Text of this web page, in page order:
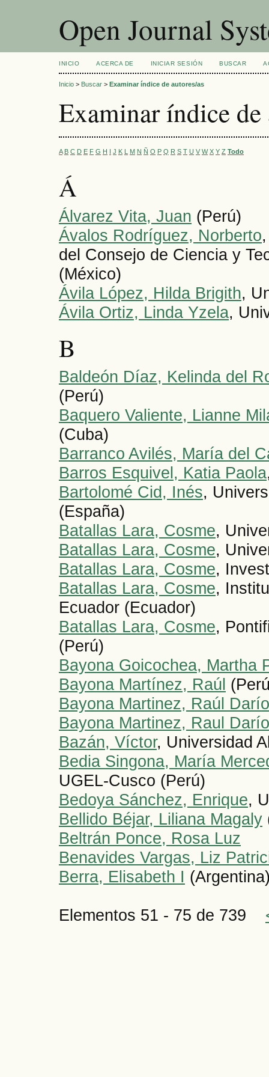
Open Journal
INICIO ACERCA DE INICIAR SESIÓN BUSCAR
Inicio > Buscar > Examinar índice de autores/as
Examinar índice de
A B C D E F G H I J K L M N Ñ O P Q R S T U V W X Y Z Todo
Á
Álvarez Vita, Juan (Perú)
Ávalos Rodríguez, Norberto
del Consejo de Ciencia y
(México)
Ávila López, Hilda Brigith,
Ávila Ortiz, Linda Yzela,
B
Baldeón Díaz, Kelinda del
(Perú)
Baquero Valiente, Lianne
(Cuba)
Barranco Avilés, María del
Barros Esquivel, Katia Paola
Bartolomé Cid, Inés,
(España)
Batallas Lara, Cosme,
Batallas Lara, Cosme,
Batallas Lara, Cosme,
Batallas Lara, Cosme,
Ecuador (Ecuador)
Batallas Lara, Cosme,
(Perú)
Bayona Goicochea, Martha
Bayona Martínez, Raúl
Bayona Martinez, Raúl Darío
Bayona Martinez, Raul Darío
Bazán, Víctor, Universidad
Bedia Singona, María
UGEL-Cusco (Perú)
Bedoya Sánchez, Enrique,
Bellido Béjar, Liliana Magaly
Beltrán Ponce, Rosa Luz
Benavides Vargas, Liz
Berra, Elisabeth I
Elementos 51 - 75 de 739